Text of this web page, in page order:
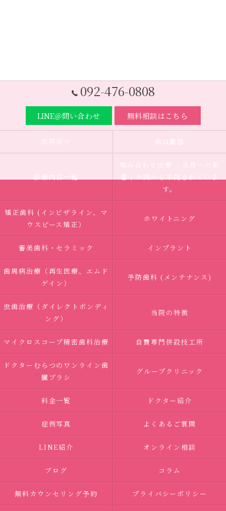
092-476-0808
LINE＠問い合わせ 無料相談はこちら
医院紹介 歯は臓器
診療内容一覧
噛み合わせ治療 ｜全身への影
響｜全国から来院されていま
す。
矯正歯科 (インビザライン、マ
ウスピース矯正）
ホワイトニング
審美歯科・セラミック インプラント
歯周病治療（再生医療、エムド
ゲイン）
予防歯科 (メンテナンス)
虫歯治療（ダイレクトボンディ
ング）
当院の特徴
マイクロスコープ精密歯科治療 自費専門併設技工所
ドクターむらつのワンライン歯
臓ブラシ
グループクリニック
料金一覧 ドクター紹介
症例写真 よくあるご質問
LINE紹介 オンライン相談
ブログ コラム
無料カウンセリング予約 プライバシーポリシー